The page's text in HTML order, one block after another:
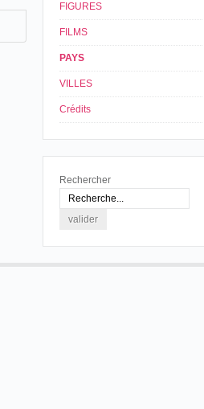
FIGURES
FILMS
PAYS
VILLES
Crédits
Rechercher